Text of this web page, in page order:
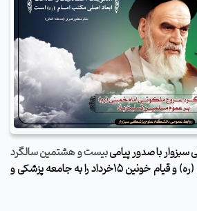
با صدور پیامیبیست و هشتمین سالگرد
امام خمینی (ره) و قیام خونین 15خرداد را به جامعه پزشکی و